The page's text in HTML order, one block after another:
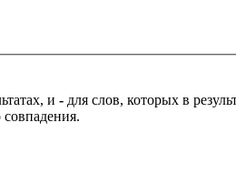
и - для слов, которых в
совпадения.